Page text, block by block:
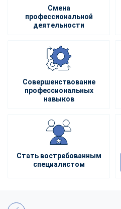
Смена
профессиональной
деятельности
Совершенствование
профессиональных
навыков
Стать востребованным
специалистом